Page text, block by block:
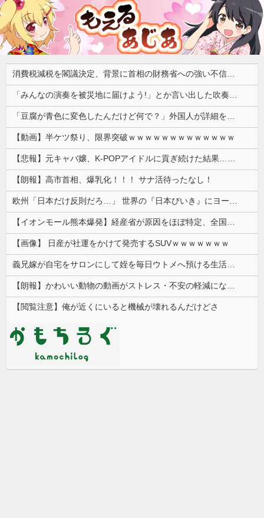
消費税減税を閣議決定、背景に首相の財務省への強い不信と人事介入の示唆 歴代政権に増税を主導してきた財務省、高市内閣に完全敗北
「みんなの演奏を被災地に届けよう!」とか言い出した吹奏楽部の顧問、だが泊まる場所やご飯は現地のお寺とかホテルとか……
「豆腐が青色に変色したんだけど何で？」外国人が詳細を知りたがった日本のモノ特集
【動画】半ケツ祭り、限界突破ｗｗｗｗｗｗｗｗｗｗｗｗｗ
【悲報】元キャバ嬢、K-POPアイドルに貢ぎ続けた結果……
【朗報】高市首相、爆乳化！！！ サナ活待ったなし！
欧州「日本だけ反則だろ…」 世界の『日本びいき』にヨーロッパ全土から不満の声
【イオンモール熊本爆発】経産省が原因をほぼ特定、全国の大規模施設でガス供給設備の点検要請にまで発展する事態に・・・
【画像】 日産が社運をかけて発売するSUVｗｗｗｗｗｗｗ
義兄嫁が自宅をサロンにして姪を毎日ウトメへ預ける生活に。数年後、そのツケが一気に回ってきて…
【朗報】かわいい動物の動画がストレス・不安の軽減になる可能性。英大学の研究で実証
【閲覧注意】俺が近くにいると機械が壊れるんだけどさ